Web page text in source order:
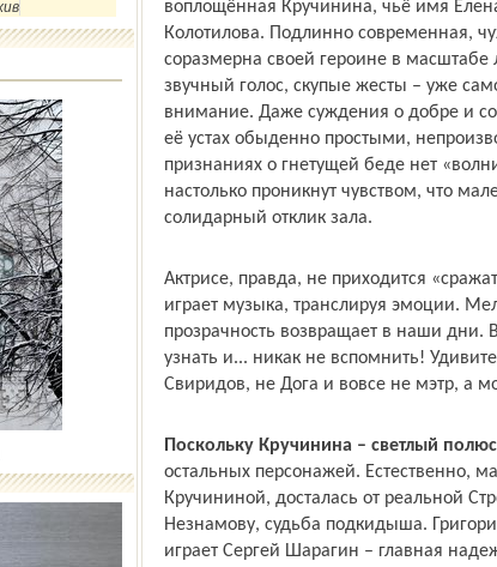
воплощённая Кручинина, чьё имя
Колотилова. Подлинно современная,
соразмерна своей героине в
звучный голос, скупые жесты – уже
внимание. Даже суждения о добре и
её устах обыденно простыми,
признаниях о гнетущей беде нет
настолько проникнут чувством, что
солидарный отклик зала.
Актрисе, правда, не приходится
играет музыка, транслируя эмоции.
прозрачность возвращает в наши дни.
узнать и... никак не вспомнить!
Свиридов, не Дога и вовсе не мэтр, а
Поскольку Кручинина – светлый
остальных персонажей. Естественно,
Кручининой, досталась от реальной
Незнамову, судьба подкидыша.
играет Сергей Шарагин – главная